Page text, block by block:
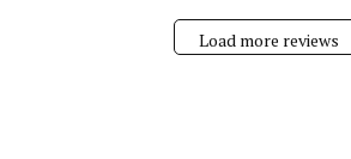
Load more reviews